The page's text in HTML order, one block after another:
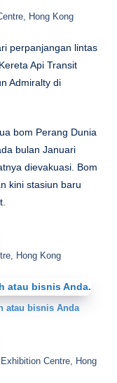
Hong Kong
perpanjangan lintas
Api Transit
Admiralty di
bom Perang Dunia
bulan Januari
dievakuasi. Bom
kini stasiun baru
Hong Kong
atau bisnis Anda
Centre, Hong